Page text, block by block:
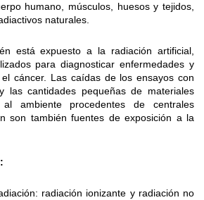
humano, músculos, huesos y tejidos,
naturales.
está expuesto a la radiación artificial,
para diagnosticar enfermedades y
cáncer. Las caídas de los ensayos con
las cantidades pequeñas de materiales
al ambiente procedentes de centrales
son también fuentes de exposición a la
radiación ionizante y radiación no